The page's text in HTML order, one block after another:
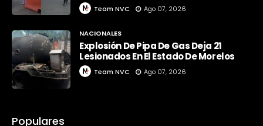
Team NVC Ago 07, 2026
NACIONALES
Explosión De Pipa De Gas Deja 21
Lesionados En El Estado De Morelos
Team NVC Ago 07, 2026
Populares